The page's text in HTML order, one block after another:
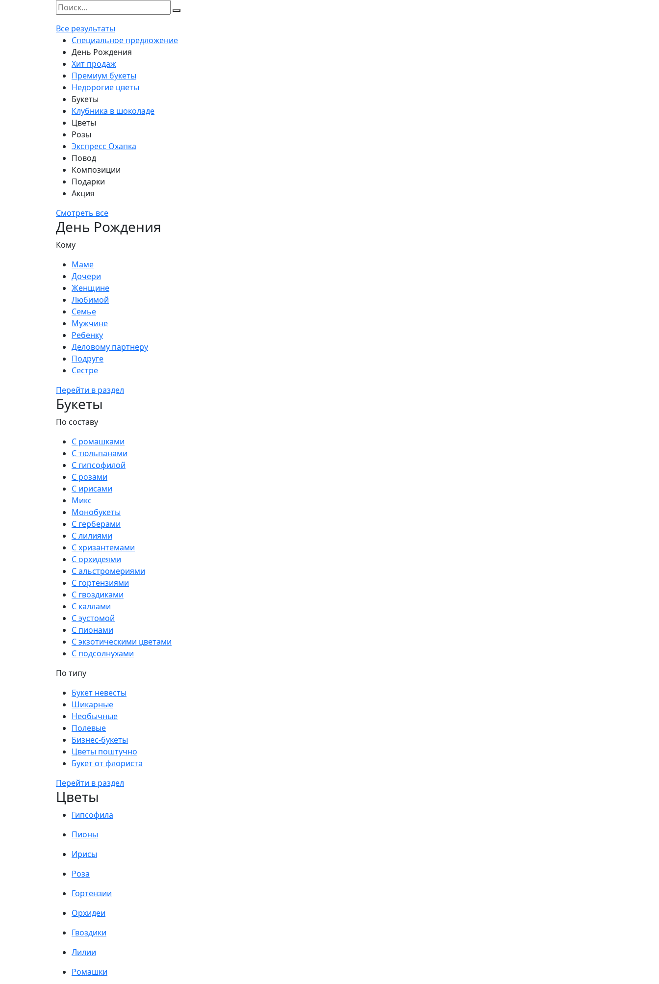
Все результаты
Специальное предложение
День Рождения
Хит продаж
Премиум букеты
Недорогие цветы
Букеты
Клубника в шоколаде
Цветы
Розы
Экспресс Охапка
Повод
Композиции
Подарки
Акция
Смотреть все
День Рождения
Кому
Маме
Дочери
Женщине
Любимой
Семье
Мужчине
Ребенку
Деловому партнеру
Подруге
Сестре
Перейти в раздел
Букеты
По составу
С ромашками
С тюльпанами
С гипсофилой
С розами
С ирисами
Микс
Монобукеты
С герберами
С лилиями
С хризантемами
С орхидеями
С альстромериями
С гортензиями
С гвоздиками
С каллами
С эустомой
С пионами
С экзотическими цветами
С подсолнухами
По типу
Букет невесты
Шикарные
Необычные
Полевые
Бизнес-букеты
Цветы поштучно
Букет от флориста
Перейти в раздел
Цветы
Гипсофила
Пионы
Ирисы
Роза
Гортензии
Орхидеи
Гвоздики
Лилии
Ромашки